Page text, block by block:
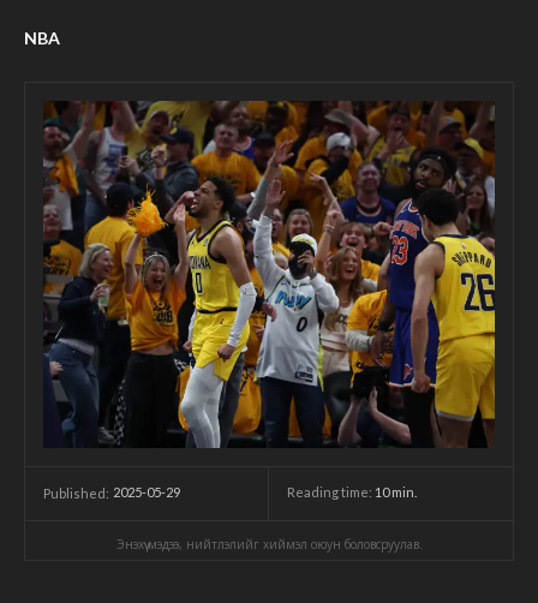
NBA
Published: 2025-05-29 Reading time: 10min.
Энэхүү мэдээ, нийтлэлийг хиймэл оюун боловсруулав.